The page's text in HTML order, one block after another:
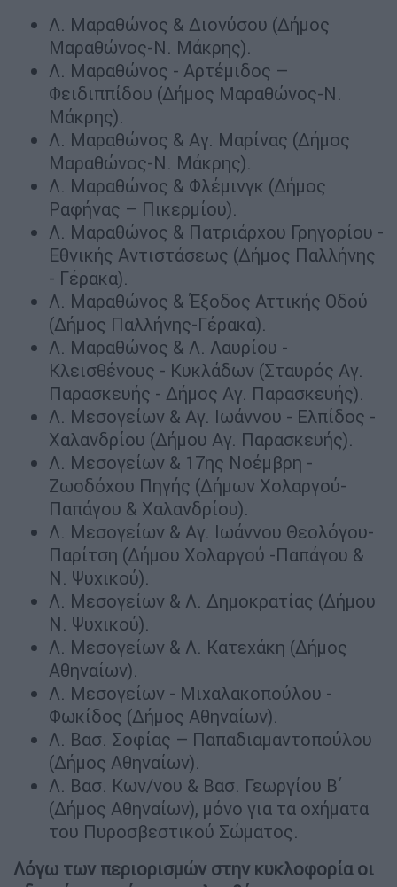
Λ. Μαραθώνος & Διονύσου (Δήμος
Μαραθώνος-Ν. Μάκρης).
Λ. Μαραθώνος - Αρτέμιδος –
Φειδιππίδου (Δήμος Μαραθώνος-Ν.
Μάκρης).
Λ. Μαραθώνος & Αγ. Μαρίνας (Δήμος
Μαραθώνος-Ν. Μάκρης).
Λ. Μαραθώνος & Φλέμινγκ (Δήμος
Ραφήνας – Πικερμίου).
Λ. Μαραθώνος & Πατριάρχου Γρηγορίου -
Εθνικής Αντιστάσεως (Δήμος Παλλήνης
- Γέρακα).
Λ. Μαραθώνος & Έξοδος Αττικής Οδού
(Δήμος Παλλήνης-Γέρακα).
Λ. Μαραθώνος & Λ. Λαυρίου -
Κλεισθένους - Κυκλάδων (Σταυρός Αγ.
Παρασκευής - Δήμος Αγ. Παρασκευής).
Λ. Μεσογείων & Αγ. Ιωάννου - Ελπίδος -
Χαλανδρίου (Δήμου Αγ. Παρασκευής).
Λ. Μεσογείων & 17ης Νοέμβρη -
Ζωοδόχου Πηγής (Δήμων Χολαργού-
Παπάγου & Χαλανδρίου).
Λ. Μεσογείων & Αγ. Ιωάννου Θεολόγου-
Παρίτση (Δήμου Χολαργού -Παπάγου &
Ν. Ψυχικού).
Λ. Μεσογείων & Λ. Δημοκρατίας (Δήμου
Ν. Ψυχικού).
Λ. Μεσογείων & Λ. Κατεχάκη (Δήμος
Αθηναίων).
Λ. Μεσογείων - Μιχαλακοπούλου -
Φωκίδος (Δήμος Αθηναίων).
Λ. Βασ. Σοφίας – Παπαδιαμαντοπούλου
(Δήμος Αθηναίων).
Λ. Βασ. Κων/νου & Βασ. Γεωργίου Β΄
(Δήμος Αθηναίων), μόνο για τα οχήματα
του Πυροσβεστικού Σώματος.
Λόγω των περιορισμών στην κυκλοφορία οι